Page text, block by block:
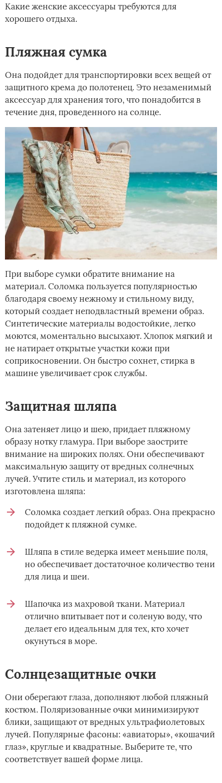
Какие женские аксессуары требуются для
хорошего отдыха.
Пляжная сумка
Она подойдет для транспортировки всех вещей от
защитного крема до полотенец. Это незаменимый
аксессуар для хранения того, что понадобится в
течение дня, проведенного на солнце.
При выборе сумки обратите внимание на
материал. Соломка пользуется популярностью
благодаря своему нежному и стильному виду,
который создает неподвластный времени образ.
Синтетические материалы водостойкие, легко
моются, моментально высыхают. Хлопок мягкий и
не натирает открытые участки кожи при
соприкосновении. Он быстро сохнет, стирка в
машине увеличивает срок службы.
Защитная шляпа
Она затеняет лицо и шею, придает пляжному
образу нотку гламура. При выборе заострите
внимание на широких полях. Они обеспечивают
максимальную защиту от вредных солнечных
лучей. Учтите стиль и материал, из которого
изготовлена шляпа:
Соломка создает легкий образ. Она прекрасно
подойдет к пляжной сумке.
Шляпа в стиле ведерка имеет меньшие поля,
но обеспечивает достаточное количество тени
для лица и шеи.
Шапочка из махровой ткани. Материал
отлично впитывает пот и соленую воду, что
делает его идеальным для тех, кто хочет
окунуться в море.
Солнцезащитные очки
Они оберегают глаза, дополняют любой пляжный
костюм. Поляризованные очки минимизируют
блики, защищают от вредных ультрафиолетовых
лучей. Популярные фасоны: «авиаторы», «кошачий
глаз», круглые и квадратные. Выберите те, что
соответствует вашей форме лица.